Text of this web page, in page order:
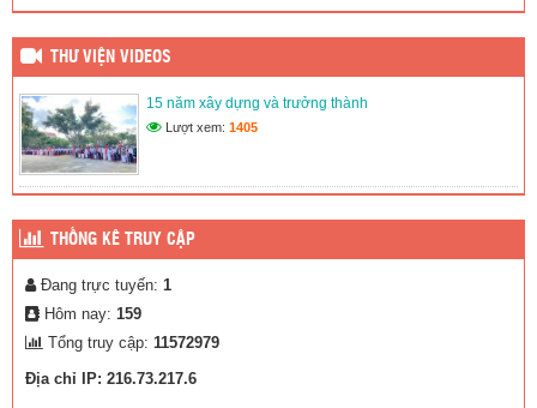
THỜI KHÓA BIỂU NĂM HỌC 2025-2026
THÔNG BÁO DANH SÁCH LỚP 10 NĂM HỌC 2025-2026 –
THỜI GIAN TẬP TRUNG HỌC SINH KHỐI 10.
(12/08/2025)
THƯ VIỆN VIDEOS
15 năm xây dựng và trưởng thành
Lượt xem: 1405
THỐNG KÊ TRUY CẬP
Đang trực tuyến: 1
Hôm nay: 159
Tổng truy cập: 11572979
Địa chỉ IP: 216.73.217.6